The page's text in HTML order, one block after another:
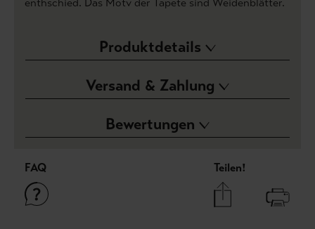
Produktdetails
Versand & Zahlung
Bewertungen
FAQ Teilen!